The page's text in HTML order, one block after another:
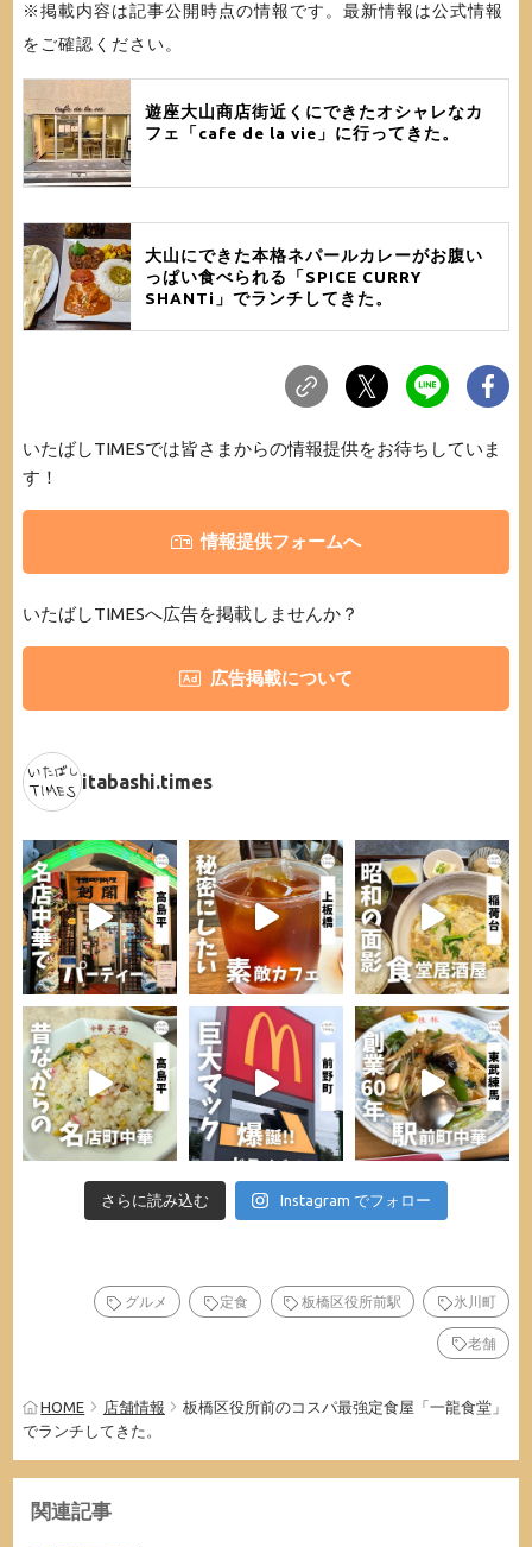
※掲載内容は記事公開時点の情報です。最新情報は公式情報
をご確認ください。
遊座大山商店街近くにできたオシャレなカ
フェ「cafe de la vie」に行ってきた。
大山にできた本格ネパールカレーがお腹い
っぱい食べられる「SPICE CURRY
SHANTi」でランチしてきた。
いたばしTIMESでは皆さまからの情報提供をお待ちしていま
す！
情報提供フォームへ
いたばしTIMESへ広告を掲載しませんか？
広告掲載について
itabashi.times
さらに読み込む Instagram でフォロー
グルメ 定食 板橋区役所前駅 氷川町
老舗
HOME 店舗情報
板橋区役所前のコスパ最強定食屋「一龍食堂」
でランチしてきた。
関連記事